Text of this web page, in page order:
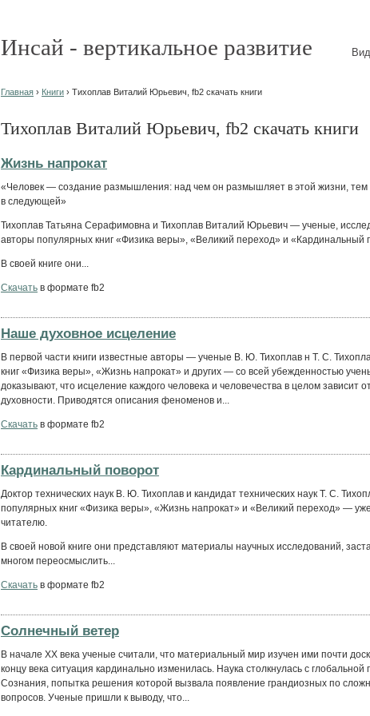
Инсай - вертикальное развитие
Главная › Книги › Тихоплав Виталий Юрьевич, fb2 скачать книги
Тихоплав Виталий Юрьевич, fb2 скачать книги
Жизнь напрокат
«Человек — создание размышления: над чем он размышляет в этой жизни, тем
в следующей»
Тихоплав Татьяна Серафимовна и Тихоплав Виталий Юрьевич — ученые,
авторы популярных книг «Физика веры», «Великий переход» и «Кардинальный
В своей книге они...
Скачать в формате fb2
Наше духовное исцеление
В первой части книги известные авторы — ученые В. Ю. Тихоплав н Т. С.
книг «Физика веры», «Жизнь напрокат» и других — со всей убежденностью
доказывают, что исцеление каждого человека и человечества в целом зависит
духовности. Приводятся описания феноменов и...
Скачать в формате fb2
Кардинальный поворот
Доктор технических наук В. Ю. Тихоплав и кандидат технических наук Т. С.
популярных книг «Физика веры», «Жизнь напрокат» и «Великий переход» —
читателю.
В своей новой книге они представляют материалы научных исследований,
многом переосмыслить...
Скачать в формате fb2
Солнечный ветер
В начале ХХ века ученые считали, что материальный мир изучен ими почти
концу века ситуация кардинально изменилась. Наука столкнулась с глобальной
Сознания, попытка решения которой вызвала появление грандиозных по
вопросов. Ученые пришли к выводу, что...